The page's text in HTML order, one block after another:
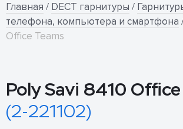
Главная / DECT гарнитуры /
телефона, компьютера и смартфона
Office Teams
Poly Savi 8410
(2-221102)